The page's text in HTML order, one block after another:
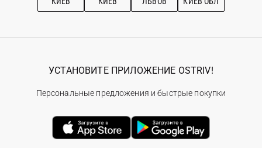
УСТАНОВИТЕ ПРИЛОЖЕНИЕ OSTRIV!
Персональные предложения и быстрые покупки